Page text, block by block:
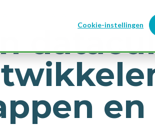
Cookie-instellingen